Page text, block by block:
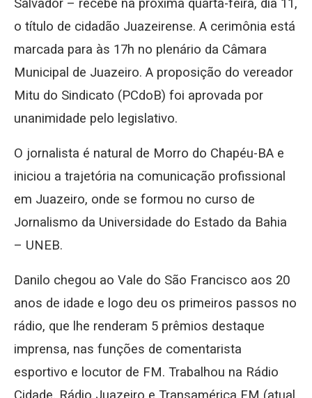
Salvador – recebe na próxima quarta-feira, dia 11,
o título de cidadão Juazeirense. A cerimônia está
marcada para às 17h no plenário da Câmara
Municipal de Juazeiro. A proposição do vereador
Mitu do Sindicato (PCdoB) foi aprovada por
unanimidade pelo legislativo.
O jornalista é natural de Morro do Chapéu-BA e
iniciou a trajetória na comunicação profissional
em Juazeiro, onde se formou no curso de
Jornalismo da Universidade do Estado da Bahia
– UNEB.
Danilo chegou ao Vale do São Francisco aos 20
anos de idade e logo deu os primeiros passos no
rádio, que lhe renderam 5 prêmios destaque
imprensa, nas funções de comentarista
esportivo e locutor de FM. Trabalhou na Rádio